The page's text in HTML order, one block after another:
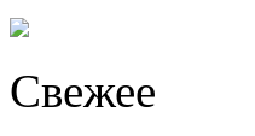
Свежее